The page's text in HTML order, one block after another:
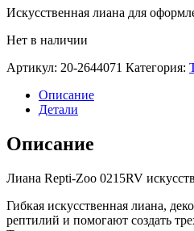
Искусственная лиана для
Нет в наличии
Артикул: 20-2644071 Категория:
Описание
Детали
Описание
Лиана Repti-Zoo 0215RV
Гибкая искусственная лиана,
рептилий и помогают создать